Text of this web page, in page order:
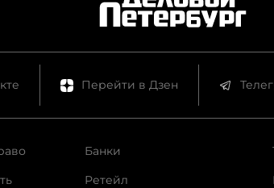
Перейти в Дзен
Банки
Ретейл